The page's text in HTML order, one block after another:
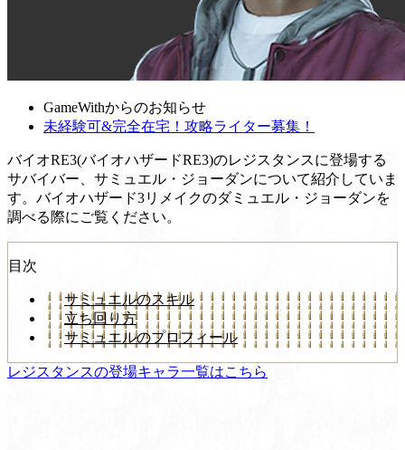
GameWithからのお知らせ
未経験可&完全在宅！攻略ライター募集！
バイオRE3(バイオハザードRE3)のレジスタンスに登場する
サバイバー、サミュエル・ジョーダンについて紹介していま
す。バイオハザード3リメイクのダミュエル・ジョーダンを
調べる際にご覧ください。
目次
サミュエルのスキル
立ち回り方
サミュエルのプロフィール
レジスタンスの登場キャラ一覧はこちら